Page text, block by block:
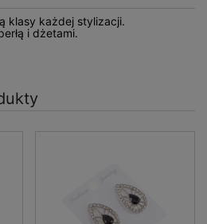
klasy każdej stylizacji.
i dżetami.